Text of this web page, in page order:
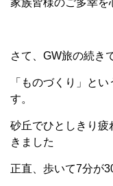
家族皆様のご多幸を
さて、GW旅の続き
「ものづくり」と
す。
砂丘でひとしきり疲
きました
正直、歩いて7分が